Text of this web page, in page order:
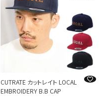
CUTRATE カットレイト LOCAL
EMBROIDERY B.B CAP